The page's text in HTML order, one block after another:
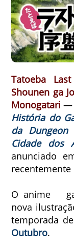
Tatoeba
Shounen ga
Monogatari—
História do
da
Cidade dos
anunciado
O anime
nova
temporada de
Outubro.